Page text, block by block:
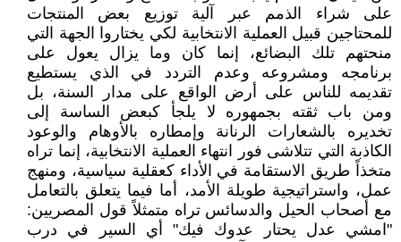
على شراء الذمم عبر آلية توزيع بعض المنتجات
للمحتاجين قبيل العملية الانتخابية لكي يختاروا الجهة التي
منحتهم تلك البضائع، إنما كان وما يزال يعول على
برنامجه ومشروعه وعدم التردد في الذي يستطيع
تقديمه للناس على أرض الواقع على مدار السنة، بل
ومن باب ثقته بجمهوره لا يلجأ كبعض الساسة إلى
تخديره بالشعارات الرنانة وإمطاره بالأوهام والوعود
الكاذبة التي تتلاشى فور انتهاء العملية الانتخابية، إنما تراه
متخذاً طريق الاستقامة في الأداء كعقلية سياسية، ومنهج
عمل، واستراتيجية طويلة الأمد، أما فيما يتعلق بالتعامل
مع أصحاب الحيل والدسائس تراه متمثلاً قول المصريين:
"امشي عدل يحتار عدوك فيك" أي السير في درب